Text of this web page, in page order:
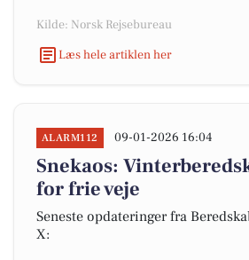
Kilde: Norsk Rejsebureau
Læs hele artiklen her
ALARM112 09-01-2026 16:04
Snekaos:
for frie veje
Seneste opdateringer fra
X: